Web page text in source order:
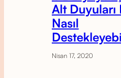
Alt Duyuları
Nasıl
Nisan 17, 2020